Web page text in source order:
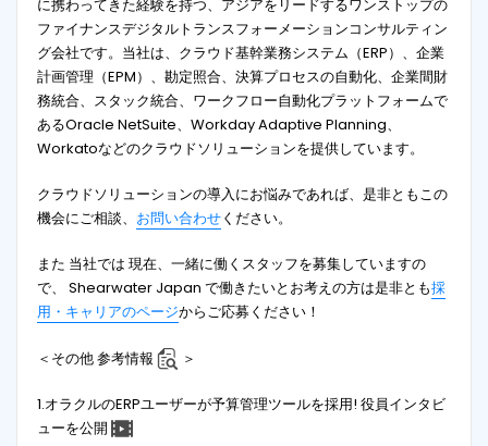
に携わってきた経験を持つ、アジアをリードするワンストップの
ファイナンスデジタルトランスフォーメーションコンサルティン
グ会社です。当社は、クラウド基幹業務システム（ERP）、企業
計画管理（EPM）、勘定照合、決算プロセスの自動化、企業間財
務統合、スタック統合、ワークフロー自動化プラットフォームで
あるOracle NetSuite、Workday Adaptive Planning、
Workatoなどのクラウドソリューションを提供しています。
クラウドソリューションの導入にお悩みであれば、是非ともこの
機会にご相談、 お問い合わせください。
また 当社では 現在、一緒に働くスタッフを募集していますの
で、 Shearwater Japan で働きたいとお考えの方は是非とも採
用・キャリアのページからご応募ください！
＜その他 参考情報 ＞
1.オラクルのERPユーザーが予算管理ツールを採用! 役員インタビ
ューを公開